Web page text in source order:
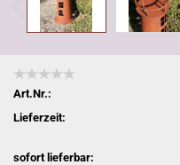
Art.Nr.:
Lieferzeit:
sofort lieferbar: